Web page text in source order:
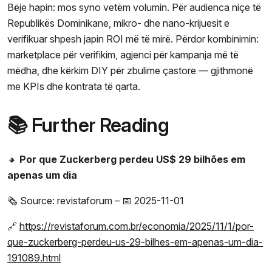
Bëje hapin: mos syno vetëm volumin. Për audienca niçe të
Republikës Dominikane, mikro- dhe nano-krijuesit e
verifikuar shpesh japin ROI më të mirë. Përdor kombinimin:
marketplace për verifikim, agjenci për kampanja më të
mëdha, dhe kërkim DIY për zbulime çastore — gjithmonë
me KPIs dhe kontrata të qarta.
📚 Further Reading
🔸 Por que Zuckerberg perdeu US$ 29 bilhões em
apenas um dia
🗞️ Source: revistaforum – 📅 2025-11-01
🔗 https://revistaforum.com.br/economia/2025/11/1/por-
que-zuckerberg-perdeu-us-29-bilhes-em-apenas-um-dia-
191089.html